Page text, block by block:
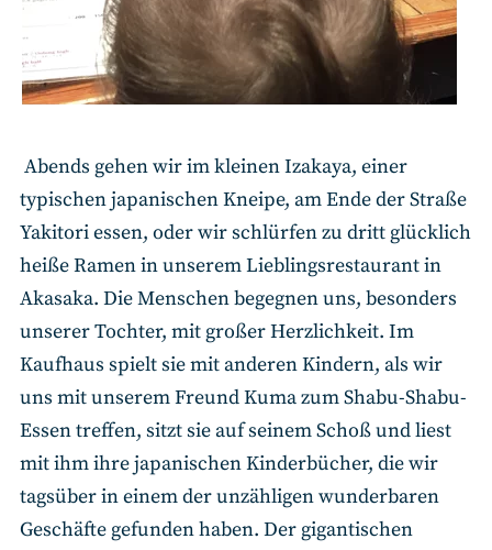
Abends gehen wir im kleinen Izakaya, einer
typischen japanischen Kneipe, am Ende der Straße
Yakitori essen, oder wir schlürfen zu dritt glücklich
heiße Ramen in unserem Lieblingsrestaurant in
Akasaka. Die Menschen begegnen uns, besonders
unserer Tochter, mit großer Herzlichkeit. Im
Kaufhaus spielt sie mit anderen Kindern, als wir
uns mit unserem Freund Kuma zum Shabu-Shabu-
Essen treffen, sitzt sie auf seinem Schoß und liest
mit ihm ihre japanischen Kinderbücher, die wir
tagsüber in einem der unzähligen wunderbaren
Geschäfte gefunden haben. Der gigantischen